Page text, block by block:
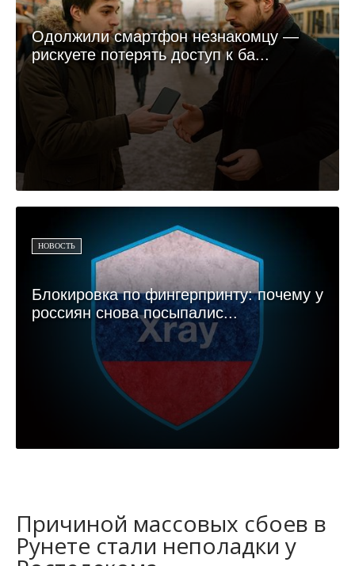
Одолжили смартфон незнакомцу —
рискуете потерять доступ к ба...
НОВОСТЬ
Блокировка по фингерпринту: почему у
россиян снова посыпалис...
Причиной массовых сбоев в
Рунете стали неполадки у